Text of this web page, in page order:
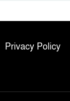
Privacy Policy